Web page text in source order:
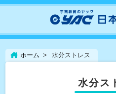
ホーム 水分ストレス
水分ス